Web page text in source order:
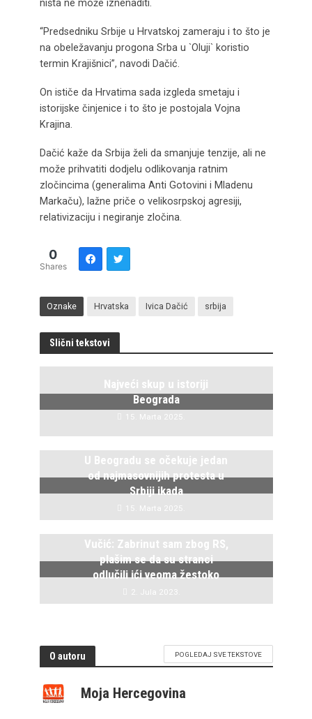
ništa ne može iznenaditi.
“Predsedniku Srbije u Hrvatskoj zameraju i to što je
na obeležavanju progona Srba u `Oluji` koristio
termin Krajišnici”, navodi Dačić.
On ističe da Hrvatima sada izgleda smetaju i
istorijske činjenice i to što je postojala Vojna
Krajina.
Dačić kaže da Srbija želi da smanjuje tenzije, ali ne
može prihvatiti dodjelu odlikovanja ratnim
zločincima (generalima Anti Gotovini i Mladenu
Markaču), lažne priče o velikosrpskoj agresiji,
relativizaciju i negiranje zločina.
0
Shares
Oznake Hrvatska Ivica Dačić srbija
Slični tekstovi
Najveći skup u istoriji
Beograda
15. Marta 2025.
U Beogradu se očekuje jedan
od najmasovnijih protesta u
Srbiji ikada
15. Marta 2025.
Vučić: Zabrinut sam zbog RS,
plašim se da su stranci
odlučili ići veoma žestoko
2. Jula 2023.
O autoru POGLEDAJ SVE TEKSTOVE
Moja Hercegovina